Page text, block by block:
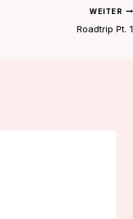
WEITER
Roadtrip Pt. 1